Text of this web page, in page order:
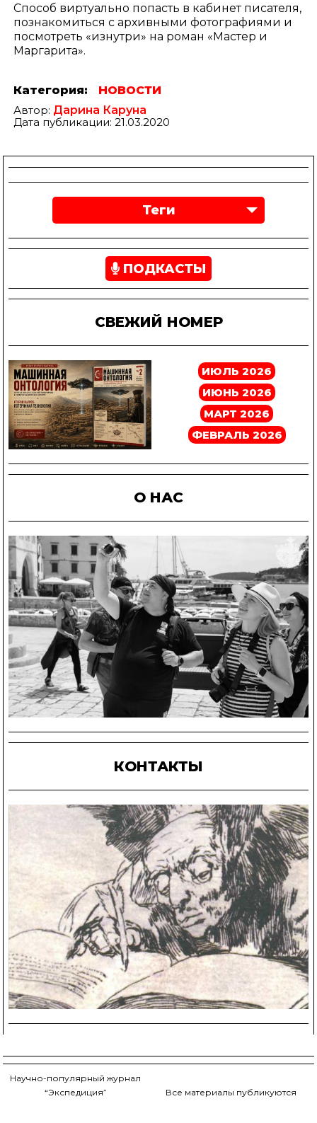
Способ виртуально попасть в кабинет писателя,
познакомиться с архивными фотографиями и
посмотреть «изнутри» на роман «Мастер и
Маргарита».
Категория:
НОВОСТИ
Автор: Дарина Каруна
Дата публикации: 21.03.2020
Теги
ПОДКАСТЫ
СВЕЖИЙ НОМЕР
ИЮЛЬ 2026
ИЮНЬ 2026
МАРТ 2026
ФЕВРАЛЬ 2026
О НАС
КОНТАКТЫ
Научно-популярный журнал
“Экспедиция”
Все материалы публикуются